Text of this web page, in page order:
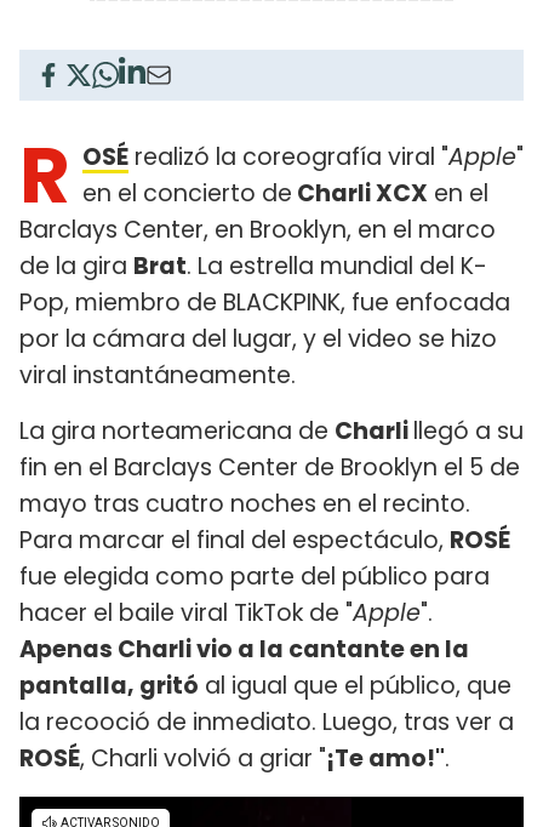
R OSÉ realizó la coreografía viral "Apple"
en el concierto de Charli XCX en el
Barclays Center, en Brooklyn, en el marco
de la gira Brat. La estrella mundial del K-
Pop, miembro de BLACKPINK, fue enfocada
por la cámara del lugar, y el video se hizo
viral instantáneamente.
La gira norteamericana de Charlillegó a su
fin en el Barclays Center de Brooklyn el 5 de
mayo tras cuatro noches en el recinto.
Para marcar el final del espectáculo, ROSÉ
fue elegida como parte del público para
hacer el baile viral TikTok de "Apple".
Apenas Charli vio a la cantante en la
pantalla, gritó al igual que el público, que
la recooció de inmediato. Luego, tras ver a
ROSÉ, Charli volvió a griar "¡Te amo!".